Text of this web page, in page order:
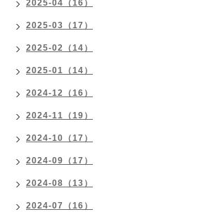
2025-04（16）
2025-03（17）
2025-02（14）
2025-01（14）
2024-12（16）
2024-11（19）
2024-10（17）
2024-09（17）
2024-08（13）
2024-07（16）